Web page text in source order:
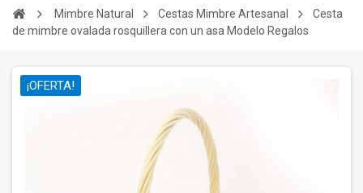
Mimbre Natural Cestas Mimbre Artesanal
Cesta
de mimbre ovalada rosquillera con un asa Modelo Regalos
¡OFERTA!